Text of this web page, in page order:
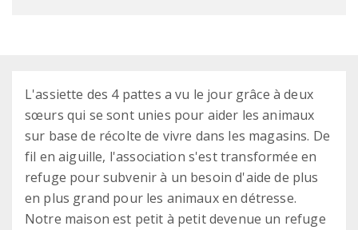
L'assiette des 4 pattes a vu le jour grâce à deux
sœurs qui se sont unies pour aider les animaux
sur base de récolte de vivre dans les magasins. De
fil en aiguille, l'association s'est transformée en
refuge pour subvenir à un besoin d'aide de plus
en plus grand pour les animaux en détresse.
Notre maison est petit à petit devenue un refuge